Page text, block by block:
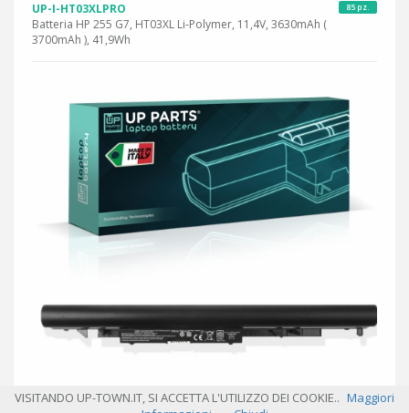
85 pz.
UP-I-HT03XLPRO
Batteria HP 255 G7, HT03XL Li-Polymer, 11,4V, 3630mAh (
3700mAh ), 41,9Wh
VISITANDO UP-TOWN.IT, SI ACCETTA L'UTILIZZO DEI COOKIE.. Maggiori